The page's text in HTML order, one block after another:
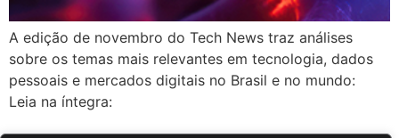
A edição de novembro do Tech News traz análises
sobre os temas mais relevantes em tecnologia, dados
pessoais e mercados digitais no Brasil e no mundo:
Leia na íntegra: